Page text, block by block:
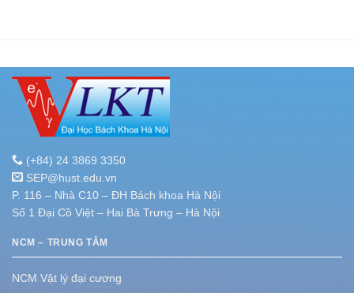
(+84) 24 3869 3350
SEP@hust.edu.vn
P. 116 – Nhà C10 – ĐH Bách khoa Hà Nội
Số 1 Đại Cồ Việt – Hai Bà Trưng – Hà Nội
NCM – TRUNG TÂM
NCM Vật lý đại cương